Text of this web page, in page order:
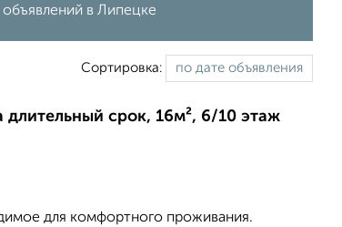
в Липецке
Сортировка:
длительный срок, 16м², 6/10 этаж
для комфортного проживания.